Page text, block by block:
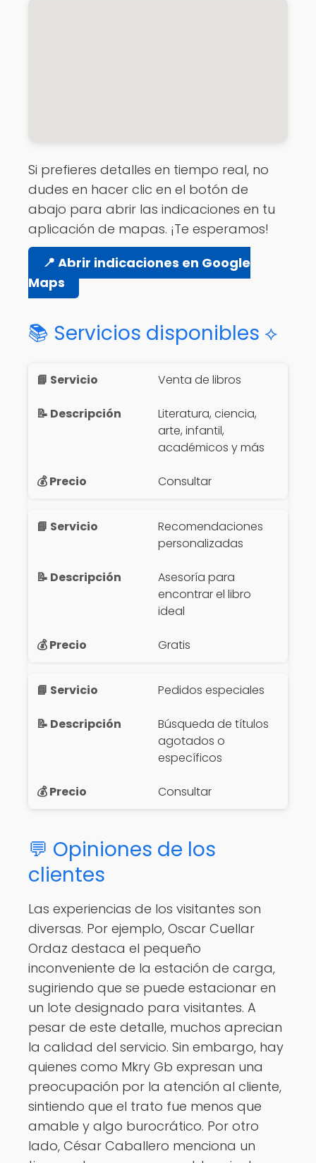
Si prefieres detalles en tiempo real, no
dudes en hacer clic en el botón de
abajo para abrir las indicaciones en tu
aplicación de mapas. ¡Te esperamos!
📍 Abrir indicaciones en Google
Maps
📚 Servicios disponibles ⟡
Venta de libros
Literatura, ciencia,
arte, infantil,
académicos y más
Consultar
Recomendaciones
personalizadas
Asesoría para
encontrar el libro
ideal
Gratis
Pedidos especiales
Búsqueda de títulos
agotados o
específicos
Consultar
💬 Opiniones de los
clientes
Las experiencias de los visitantes son
diversas. Por ejemplo, Oscar Cuellar
Ordaz destaca el pequeño
inconveniente de la estación de carga,
sugiriendo que se puede estacionar en
un lote designado para visitantes. A
pesar de este detalle, muchos aprecian
la calidad del servicio. Sin embargo, hay
quienes como Mkry Gb expresan una
preocupación por la atención al cliente,
sintiendo que el trato fue menos que
amable y algo burocrático. Por otro
lado, César Caballero menciona un